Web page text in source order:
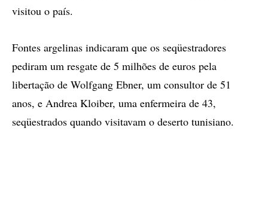
visitou o país.
Fontes argelinas indicaram que os seqüestradores
pediram um resgate de 5 milhões de euros pela
libertação de Wolfgang Ebner, um consultor de 51
anos, e Andrea Kloiber, uma enfermeira de 43,
seqüestrados quando visitavam o deserto tunisiano.